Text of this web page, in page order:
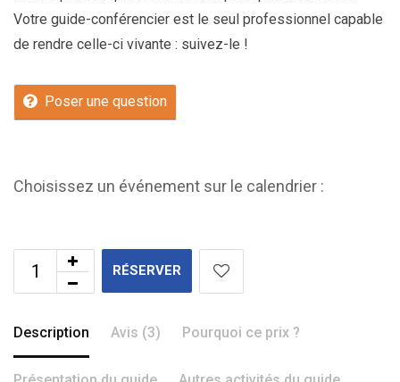
Votre guide-conférencier est le seul professionnel capable
de rendre celle-ci vivante : suivez-le !
Poser une question
Choisissez un événement sur le calendrier :
RÉSERVER
Description Avis (3) Pourquoi ce prix ?